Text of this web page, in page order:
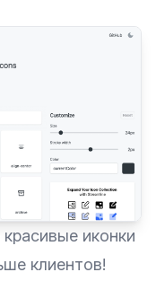
иконки
клиентов!